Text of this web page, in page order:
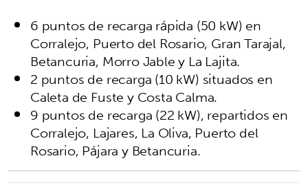
6 puntos de recarga rápida (50 kW) en
Corralejo, Puerto del Rosario, Gran Tarajal,
Betancuria, Morro Jable y La Lajita.
2 puntos de recarga (10 kW) situados en
Caleta de Fuste y Costa Calma.
9 puntos de recarga (22 kW), repartidos en
Corralejo, Lajares, La Oliva, Puerto del
Rosario, Pájara y Betancuria.